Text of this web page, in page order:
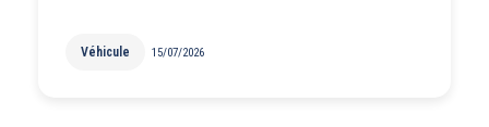
Véhicule 15/07/2026